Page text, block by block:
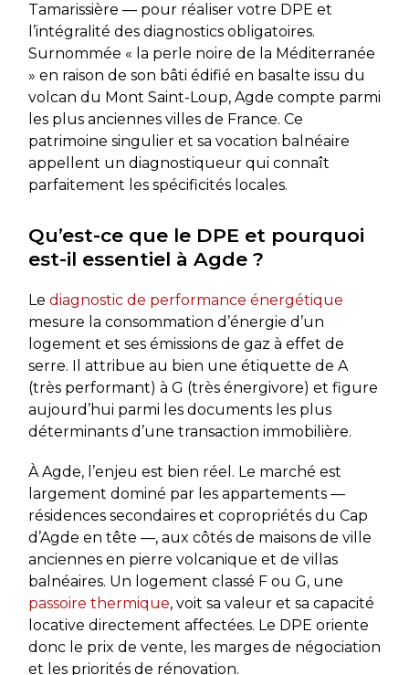
Tamarissière — pour réaliser votre DPE et
l’intégralité des diagnostics obligatoires.
Surnommée « la perle noire de la Méditerranée
» en raison de son bâti édifié en basalte issu du
volcan du Mont Saint-Loup, Agde compte parmi
les plus anciennes villes de France. Ce
patrimoine singulier et sa vocation balnéaire
appellent un diagnostiqueur qui connaît
parfaitement les spécificités locales.
Qu’est-ce que le DPE et pourquoi
est-il essentiel à Agde ?
Le diagnostic de performance énergétique
mesure la consommation d’énergie d’un
logement et ses émissions de gaz à effet de
serre. Il attribue au bien une étiquette de A
(très performant) à G (très énergivore) et figure
aujourd’hui parmi les documents les plus
déterminants d’une transaction immobilière.
À Agde, l’enjeu est bien réel. Le marché est
largement dominé par les appartements —
résidences secondaires et copropriétés du Cap
d’Agde en tête —, aux côtés de maisons de ville
anciennes en pierre volcanique et de villas
balnéaires. Un logement classé F ou G, une
passoire thermique, voit sa valeur et sa capacité
locative directement affectées. Le DPE oriente
donc le prix de vente, les marges de négociation
et les priorités de rénovation.